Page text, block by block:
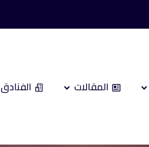
المقالات الفنادق